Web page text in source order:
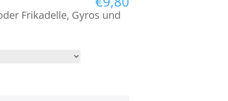
Frikadelle, Gyros und